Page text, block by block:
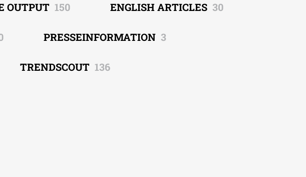
OUTPUT 150 ENGLISH ARTICLES 30
PRESSEINFORMATION 3
TRENDSCOUT 136